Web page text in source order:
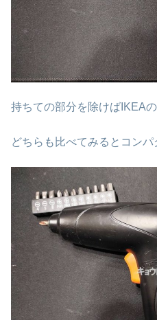
持ちての部分を除けばIKEA
どちらも比べてみるとコンパ